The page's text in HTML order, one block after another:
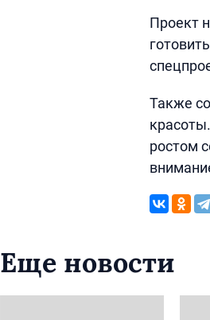
Проект
Также
ростом
Еще новости